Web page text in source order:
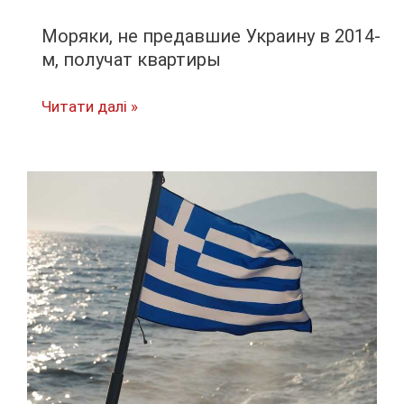
Моряки, не предавшие Украину в 2014-
м, получат квартиры
Моряки,
2014-
м,
получат
квартиры
Читати далі »